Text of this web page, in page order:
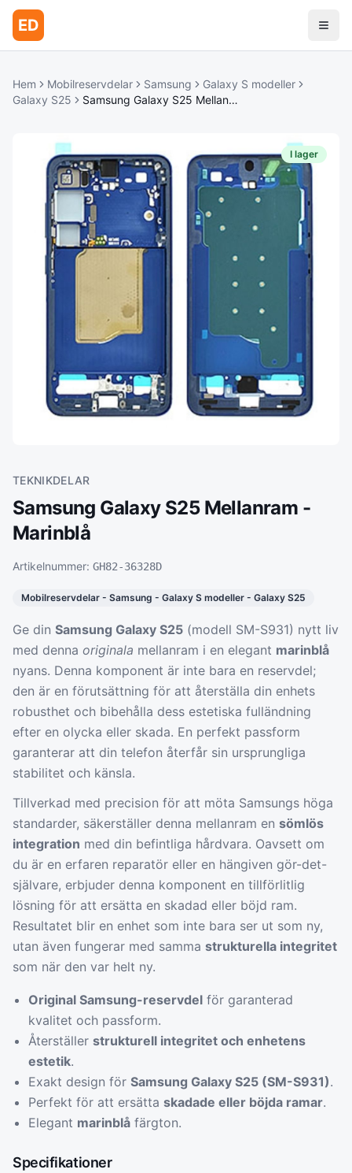
ED
Hem Mobilreservdelar Samsung
Galaxy S modeller
Galaxy S25
Samsung Galaxy S25 Mellanram - Marinblå
I lager
TEKNIKDELAR
Samsung Galaxy S25 Mellanram -
Marinblå
Artikelnummer: GH82-36328D
Mobilreservdelar - Samsung - Galaxy S modeller - Galaxy S25
Ge din Samsung Galaxy S25 (modell SM-S931) nytt liv
med denna originala mellanram i en elegant marinblå
nyans. Denna komponent är inte bara en reservdel;
den är en förutsättning för att återställa din enhets
robusthet och bibehålla dess estetiska fulländning
efter en olycka eller skada. En perfekt passform
garanterar att din telefon återfår sin ursprungliga
stabilitet och känsla.
Tillverkad med precision för att möta Samsungs höga
standarder, säkerställer denna mellanram en sömlös
integration med din befintliga hårdvara. Oavsett om
du är en erfaren reparatör eller en hängiven gör-det-
självare, erbjuder denna komponent en tillförlitlig
lösning för att ersätta en skadad eller böjd ram.
Resultatet blir en enhet som inte bara ser ut som ny,
utan även fungerar med samma strukturella integritet
som när den var helt ny.
Original Samsung-reservdel för garanterad
kvalitet och passform.
Återställer strukturell integritet och enhetens
estetik.
Exakt design för Samsung Galaxy S25 (SM-S931).
Perfekt för att ersätta skadade eller böjda ramar.
Elegant marinblå färgton.
Specifikationer